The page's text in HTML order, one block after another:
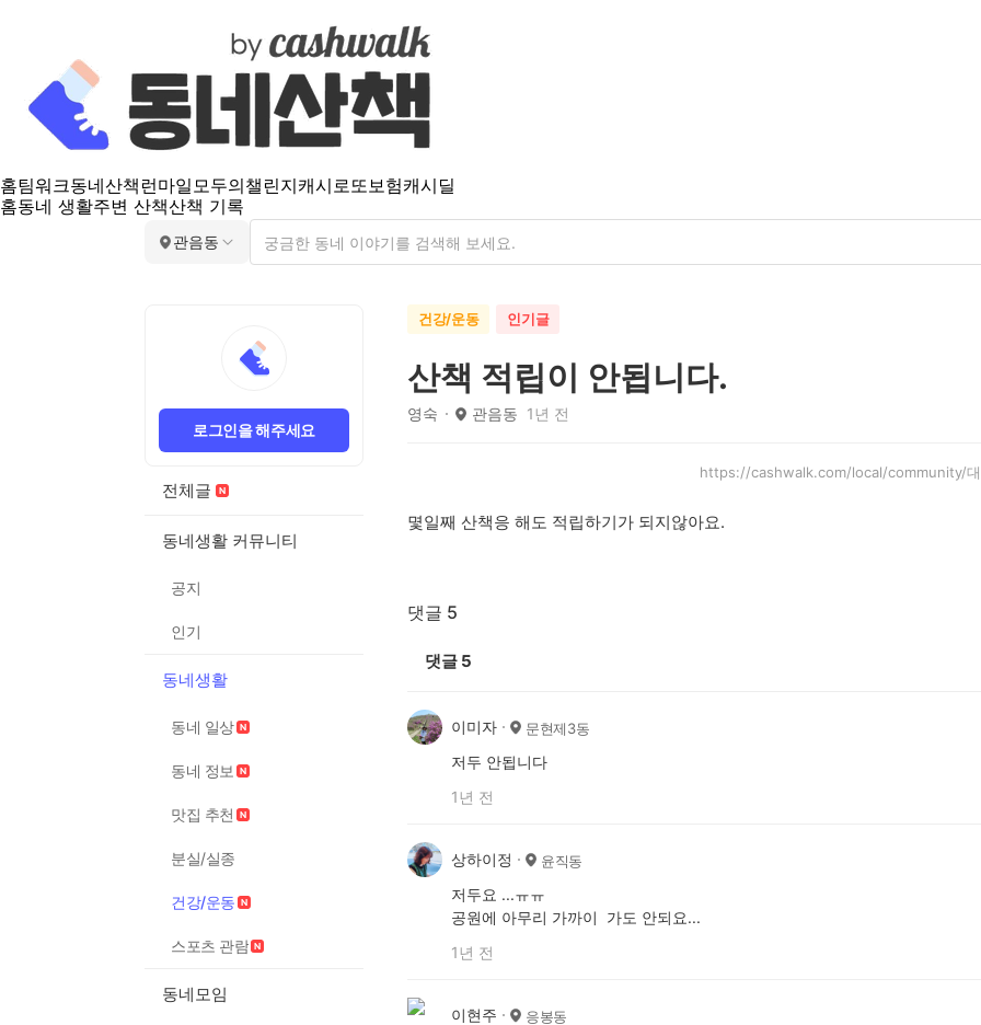
홈팀워크동네산책 런마일모두의챌린지캐시로또보험캐시딜
홈동네 생활주변 산책산책 기록
관음동
로그인을 해주세요
전체글
동네생활 커뮤니티
공지
인기
동네생활
동네 일상
동네 정보
맛집 추천
분실/실종
건강/운동
스포츠 관람
동네모임
건강/운동 인기글
산책 적립이 안됩니다.
영숙 관음동 1년 전
https://cashwalk.com/local/community/
몇일째 산책응 해도 적립하기가 되지않아요.
댓글 5
댓글 5
이미자 문현제3동
저두 안됩니다
1년 전
상하이정 윤직동
저두요 ...ㅠㅠ
공원에 아무리 가까이 가도 안되요...
1년 전
이현주 응봉동